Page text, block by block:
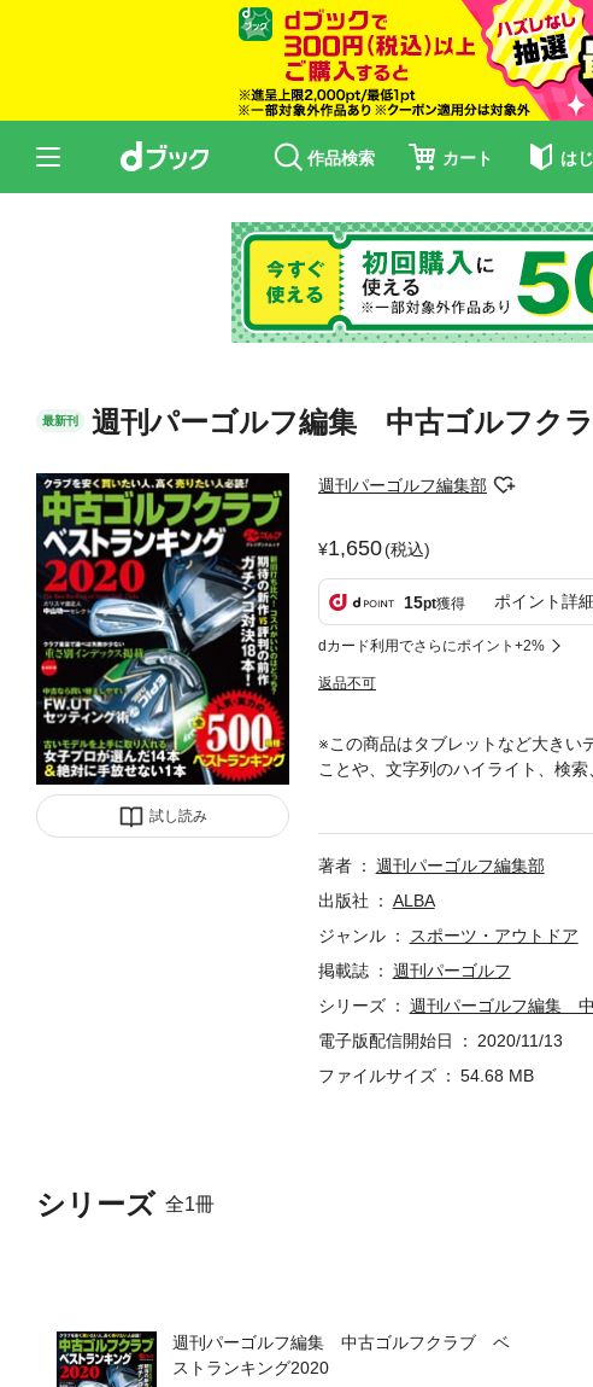
作品検索 カート は
最新刊 週刊パーゴルフ編集 中古ゴルフク
試し読み
週刊パーゴルフ編集部
1,650(税込)
15pt獲得 ポイント詳細
dカード利用でさらにポイント+2%
返品不可
シリーズ 全1冊
週刊パーゴルフ編集 中古ゴルフクラブ ベ
ストランキング2020
※この商品はタブレットなど大きい
ことや、文字列のハイライト、検
キング形式で紹介！今年もカリス
著者
週刊パーゴルフ編集部
出版社
ALBA
ジャンル
スポーツ・アウトドア
掲載誌
週刊パーゴルフ
シリーズ
週刊パーゴルフ編集
電子版配信開始日
2020/11/13
ファイルサイズ
54.68 MB